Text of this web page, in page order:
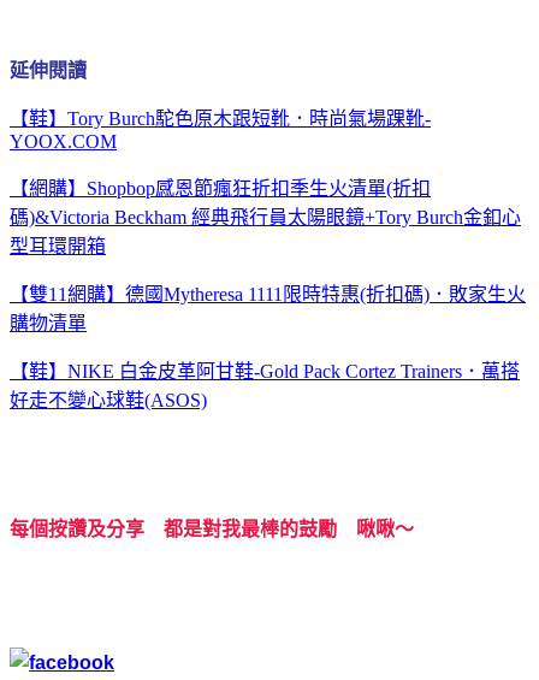
延伸閱讀
【鞋】Tory Burch駝色原木跟短靴．時尚氣場踝靴-
YOOX.COM
【網購】Shopbop感恩節瘋狂折扣季生火清單(折扣
碼)&Victoria Beckham 經典飛行員太陽眼鏡+Tory Burch金釦心
型耳環開箱
【雙11網購】德國Mytheresa 1111限時特惠(折扣碼)．敗家生火
購物清單
【鞋】NIKE 白金皮革阿甘鞋-Gold Pack Cortez Trainers．萬搭
好走不變心球鞋(ASOS)
每個按讚及分享 都是對我最棒的鼓勵 啾啾～